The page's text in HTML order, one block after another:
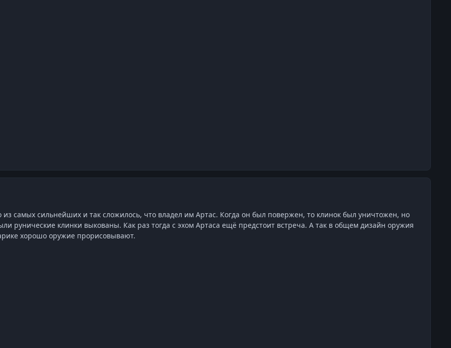
самых сильнейших и так сложилось, что владел им Артас. Когда он был повержен, то клинок был уничтожен, но
рунические клинки выкованы. Как раз тогда с эхом Артаса ещё предстоит встреча. А так в общем дизайн оружия
хорошо оружие прорисовывают.